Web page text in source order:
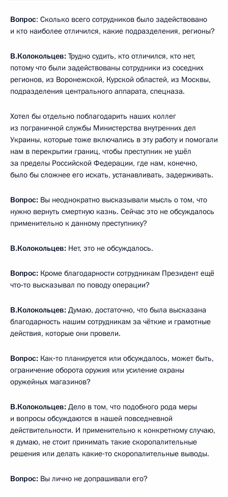
Вопрос: Сколько всего сотрудников было задействовано
и кто наиболее отличился, какие подразделения, регионы?
В.Колокольцев: Трудно судить, кто отличился, кто нет,
потому что были задействованы сотрудники из соседних
регионов, из Воронежской, Курской областей, из Москвы,
подразделения центрального аппарата, спецназа.
Хотел бы отдельно поблагодарить наших коллег
из пограничной службы Министерства внутренних дел
Украины, которые тоже включались в эту работу и помогали
нам в перекрытии границ, чтобы преступник не ушёл
за пределы Российской Федерации, где нам, конечно,
было бы сложнее его искать, устанавливать, задерживать.
Вопрос: Вы неоднократно высказывали мысль о том, что
нужно вернуть смертную казнь. Сейчас это не обсуждалось
применительно к данному преступнику?
В.Колокольцев: Нет, это не обсуждалось.
Вопрос: Кроме благодарности сотрудникам Президент ещё
что‑то высказывал по поводу операции?
В.Колокольцев: Думаю, достаточно, что была высказана
благодарность нашим сотрудникам за чёткие и грамотные
действия, которые они провели.
Вопрос: Как‑то планируется или обсуждалось, может быть,
ограничение оборота оружия или усиление охраны
оружейных магазинов?
В.Колокольцев: Дело в том, что подобного рода меры
и вопросы обсуждаются в нашей повседневной
действительности. И применительно к конкретному случаю,
я думаю, не стоит принимать такие скоропалительные
решения или делать какие‑то скоропалительные выводы.
Вопрос: Вы лично не допрашивали его?